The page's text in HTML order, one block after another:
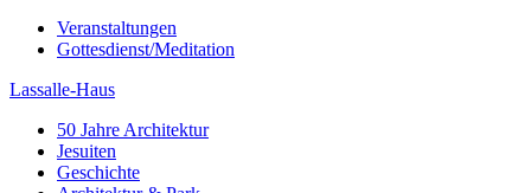
Veranstaltungen
Gottesdienst/Meditation
Lassalle-Haus
50 Jahre Architektur
Jesuiten
Geschichte